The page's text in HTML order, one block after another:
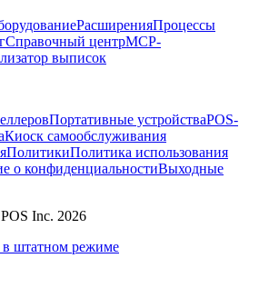
РасширенияПроцессы
Справочный центрMCP-
выписок
Портативные устройстваPOS-
Киоск самообслуживания
ПолитикиПолитика использования
о конфиденциальностиВыходные
Inc. 2026
в штатном режиме